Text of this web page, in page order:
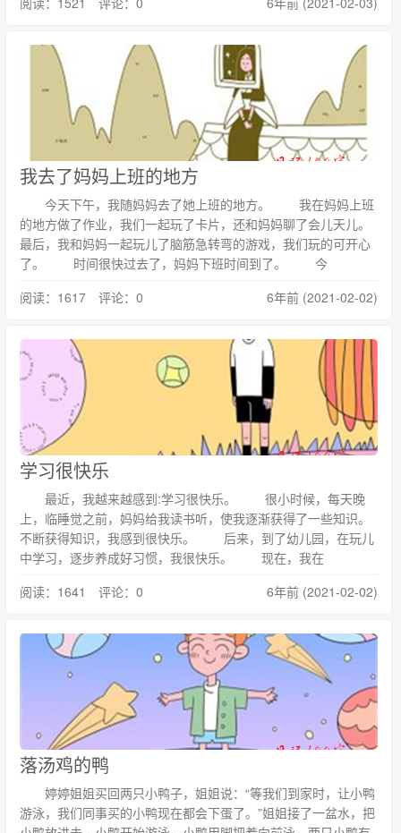
我去了妈妈上班的地方
今天下午，我随妈妈去了她上班的地方。 我在妈妈上班
的地方做了作业，我们一起玩了卡片，还和妈妈聊了会儿天儿。
最后，我和妈妈一起玩儿了脑筋急转弯的游戏，我们玩的可开心
了。 时间很快过去了，妈妈下班时间到了。 今
阅读：1617 评论：0
6年前 (2021-02-02)
学习很快乐
最近，我越来越感到:学习很快乐。 很小时候，每天晚
上，临睡觉之前，妈妈给我读书听，使我逐渐获得了一些知识。
不断获得知识，我感到很快乐。 后来，到了幼儿园，在玩儿
中学习，逐步养成好习惯，我很快乐。 现在，我在
阅读：1641 评论：0
6年前 (2021-02-02)
落汤鸡的鸭
婷婷姐姐买回两只小鸭子，姐姐说：“等我们到家时，让小鸭
游泳，我们同事买的小鸭现在都会下蛋了。”姐姐接了一盆水，把